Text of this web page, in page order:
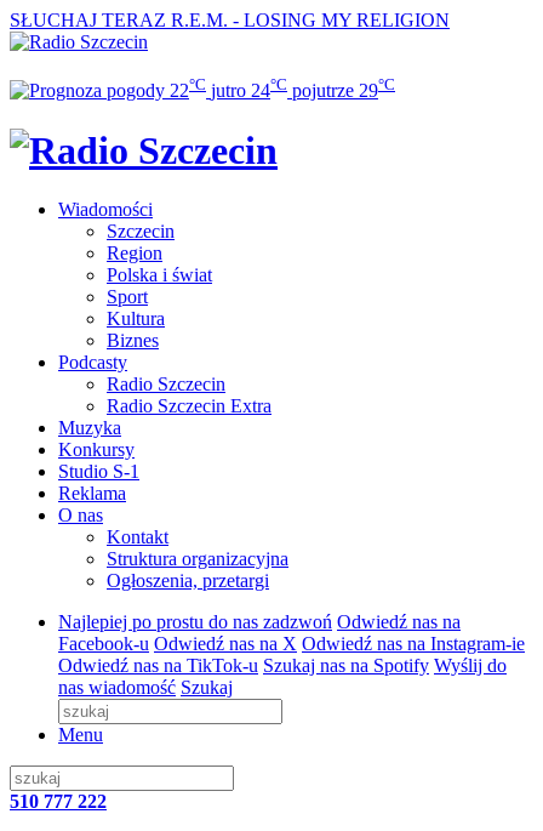
SŁUCHAJ TERAZ R.E.M. - LOSING MY RELIGION
22°C jutro 24°C pojutrze 29°C
Wiadomości
Szczecin
Region
Polska i świat
Sport
Kultura
Biznes
Podcasty
Radio Szczecin
Radio Szczecin Extra
Muzyka
Konkursy
Studio S-1
Reklama
O nas
Kontakt
Struktura organizacyjna
Ogłoszenia, przetargi
Najlepiej po prostu do nas zadzwoń Odwiedź nas na
Facebook-u Odwiedź nas na X Odwiedź nas na Instagram-ie
Odwiedź nas na TikTok-u Szukaj nas na Spotify Wyślij do
nas wiadomość Szukaj
Menu
510 777 222